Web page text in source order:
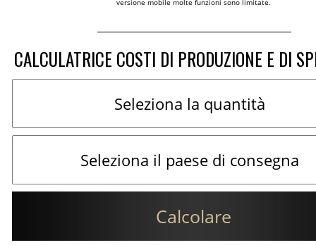
versione mobile molte funzioni sono limitate.
CALCULATRICE COSTI DI PRODUZIONE E DI
Calcolare